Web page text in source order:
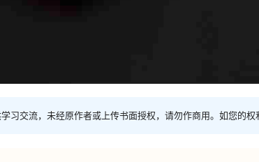
习交流，未经原作者或上传书面授权，请勿作商用。如您的权